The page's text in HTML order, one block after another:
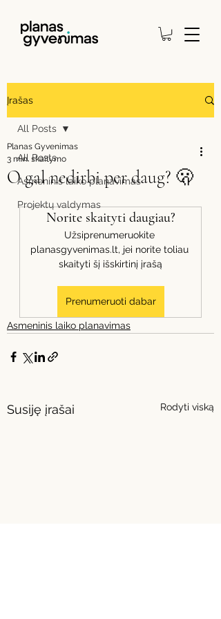
Įrašas
All Posts
Asmeninis laiko planavimas
Projektų valdymas
All Posts
O gal nedirbi per daug? 🫢
Planas Gyvenimas
3 min. skaitymo
Norite skaityti daugiau?
Užsiprenumeruokite
planasgyvenimas.lt, jei norite toliau
skaityti šį išskirtinį įrašą
Prenumeruoti dabar
Asmeninis laiko planavimas
Susiję įrašai Rodyti viską